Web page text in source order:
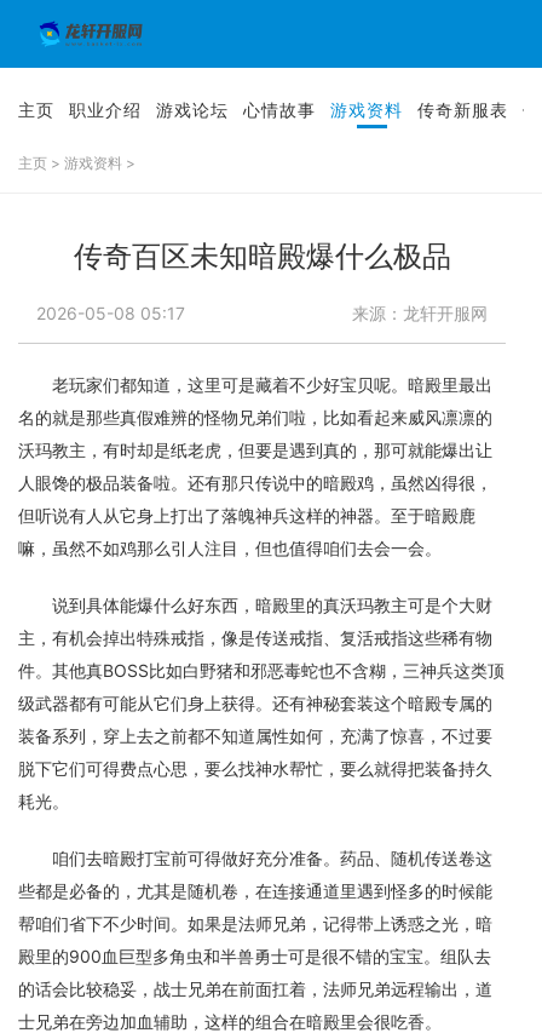
主页 职业介绍 游戏论坛 心情故事 游戏资料 传奇新服表
主页 > 游戏资料 >
传奇百区未知暗殿爆什么极品
2026-05-08 05:17 来源：龙轩开服网
老玩家们都知道，这里可是藏着不少好宝贝呢。暗殿里最出
名的就是那些真假难辨的怪物兄弟们啦，比如看起来威风凛凛的
沃玛教主，有时却是纸老虎，但要是遇到真的，那可就能爆出让
人眼馋的极品装备啦。还有那只传说中的暗殿鸡，虽然凶得很，
但听说有人从它身上打出了落魄神兵这样的神器。至于暗殿鹿
嘛，虽然不如鸡那么引人注目，但也值得咱们去会一会。
说到具体能爆什么好东西，暗殿里的真沃玛教主可是个大财
主，有机会掉出特殊戒指，像是传送戒指、复活戒指这些稀有物
件。其他真BOSS比如白野猪和邪恶毒蛇也不含糊，三神兵这类顶
级武器都有可能从它们身上获得。还有神秘套装这个暗殿专属的
装备系列，穿上去之前都不知道属性如何，充满了惊喜，不过要
脱下它们可得费点心思，要么找神水帮忙，要么就得把装备持久
耗光。
咱们去暗殿打宝前可得做好充分准备。药品、随机传送卷这
些都是必备的，尤其是随机卷，在连接通道里遇到怪多的时候能
帮咱们省下不少时间。如果是法师兄弟，记得带上诱惑之光，暗
殿里的900血巨型多角虫和半兽勇士可是很不错的宝宝。组队去
的话会比较稳妥，战士兄弟在前面扛着，法师兄弟远程输出，道
士兄弟在旁边加血辅助，这样的组合在暗殿里会很吃香。